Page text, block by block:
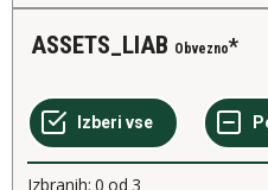
ASSETS_LIAB Obvezno
Izbranih: 0 od 3